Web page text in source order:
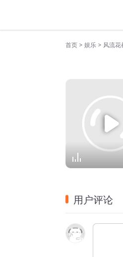
首页 > 娱乐 > 风流
用户评论